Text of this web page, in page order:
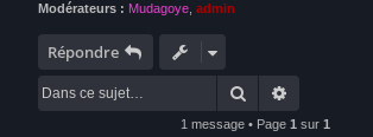
Modérateurs : Mudagoye admin
Répondre
Rechercher
1 message • Page 1 sur 1